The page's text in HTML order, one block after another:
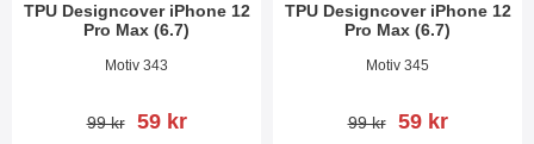
TPU Designcover iPhone 12
Pro Max (6.7)
Varenr 37885Motiv 343
pris
99 kr pris
59 kr
TPU Designcover iPhone 12
Pro Max (6.7)
Varenr 37884Motiv 345
pris
99 kr pris
59 kr